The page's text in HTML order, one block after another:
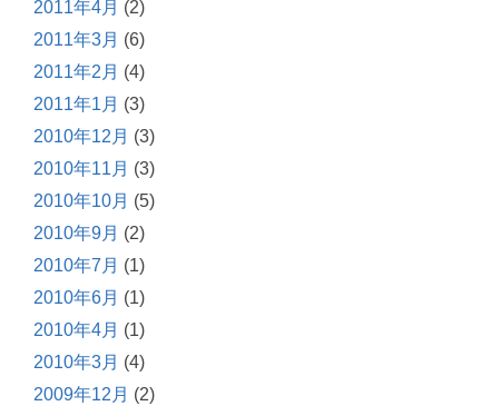
2011年4月 (2)
2011年3月 (6)
2011年2月 (4)
2011年1月 (3)
2010年12月 (3)
2010年11月 (3)
2010年10月 (5)
2010年9月 (2)
2010年7月 (1)
2010年6月 (1)
2010年4月 (1)
2010年3月 (4)
2009年12月 (2)